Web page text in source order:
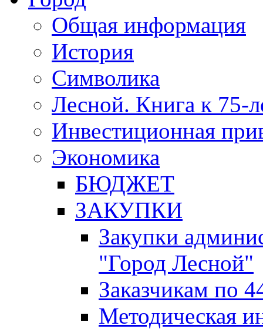
Общая информация
История
Символика
Лесной. Книга к 75-
Инвестиционная
Экономика
БЮДЖЕТ
ЗАКУПКИ
Закупки
"Город Лесной"
Заказчикам по
Методическая